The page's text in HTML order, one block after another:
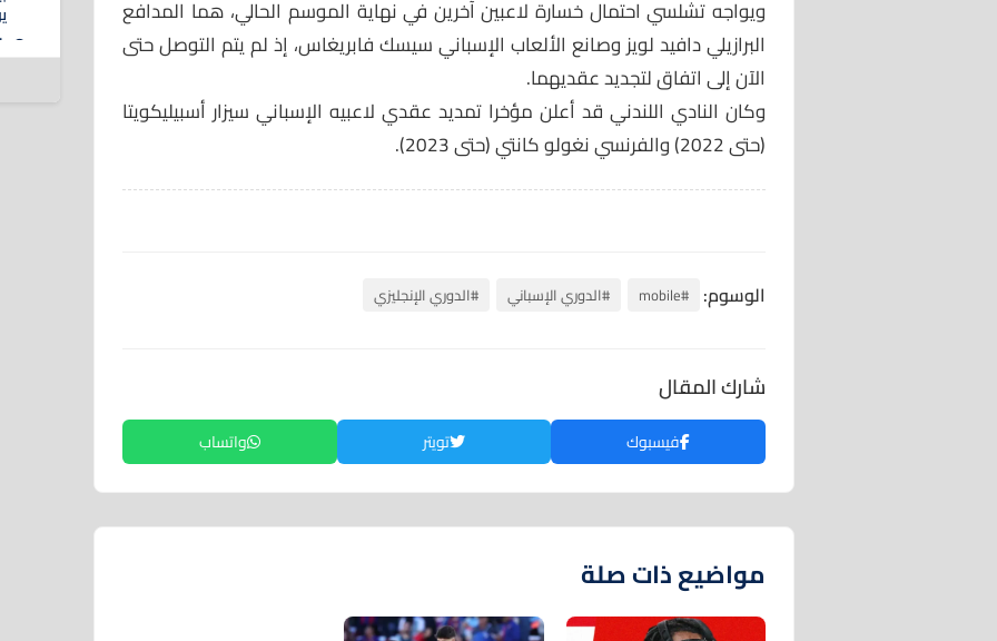
ويواجه تشلسي احتمال خسارة لاعبين آخرين في نهاية الموسم الحالي، هما المدافع
البرازيلي دافيد لويز وصانع الألعاب الإسباني سيسك فابريغاس، إذ لم يتم التوصل حتى
الآن إلى اتفاق لتجديد عقديهما.
وكان النادي اللندني قد أعلن مؤخرا تمديد عقدي لاعبيه الإسباني سيزار أسبيليكويتا
(حتى 2022) والفرنسي نغولو كانتي (حتى 2023).
الوسوم: #mobile #الدوري الإسباني #الدوري الإنجليزي
شارك المقال
فيسبوك تويتر واتساب
مواضيع ذات صلة